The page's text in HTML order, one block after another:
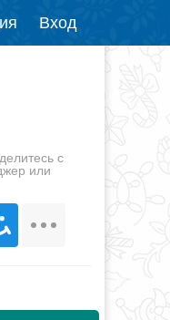
Вход
с
или